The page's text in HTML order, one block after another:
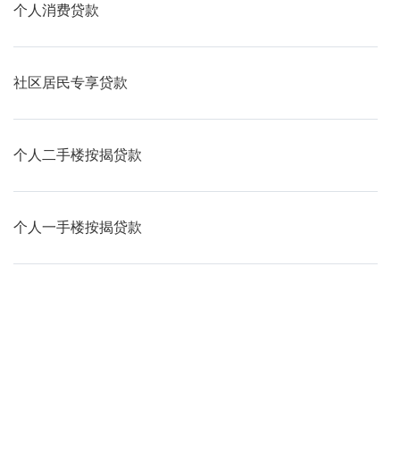
个人消费贷款
社区居民专享贷款
个人二手楼按揭贷款
个人一手楼按揭贷款